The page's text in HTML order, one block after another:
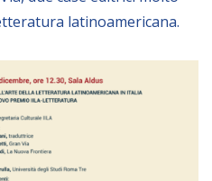
latinoamericana.